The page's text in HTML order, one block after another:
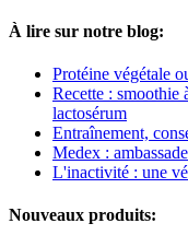
À lire sur notre blog:
Protéine végétale
Recette : smoothie
lactosérum
Entraînement,
Medex :
L'inactivité : une
Nouveaux produits: